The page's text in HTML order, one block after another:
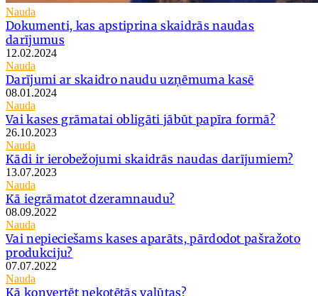
Nauda
Dokumenti, kas apstiprina skaidrās naudas
darījumus
12.02.2024
Nauda
Darījumi ar skaidro naudu uzņēmuma kasē
08.01.2024
Nauda
Vai kases grāmatai obligāti jābūt papīra formā?
26.10.2023
Nauda
Kādi ir ierobežojumi skaidrās naudas darījumiem?
13.07.2023
Nauda
Kā iegrāmatot dzeramnaudu?
08.09.2022
Nauda
Vai nepieciešams kases aparāts, pārdodot pašražoto
produkciju?
07.07.2022
Nauda
Kā konvertēt nekotētās valūtas?